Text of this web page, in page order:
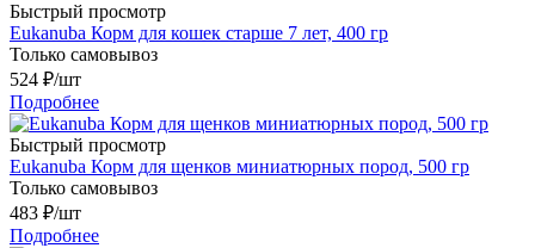
Быстрый просмотр
Eukanuba Корм для кошек старше 7 лет, 400 гр
Только самовывоз
524 ₽/шт
Подробнее
Быстрый просмотр
Eukanuba Корм для щенков миниатюрных пород, 500 гр
Только самовывоз
483 ₽/шт
Подробнее